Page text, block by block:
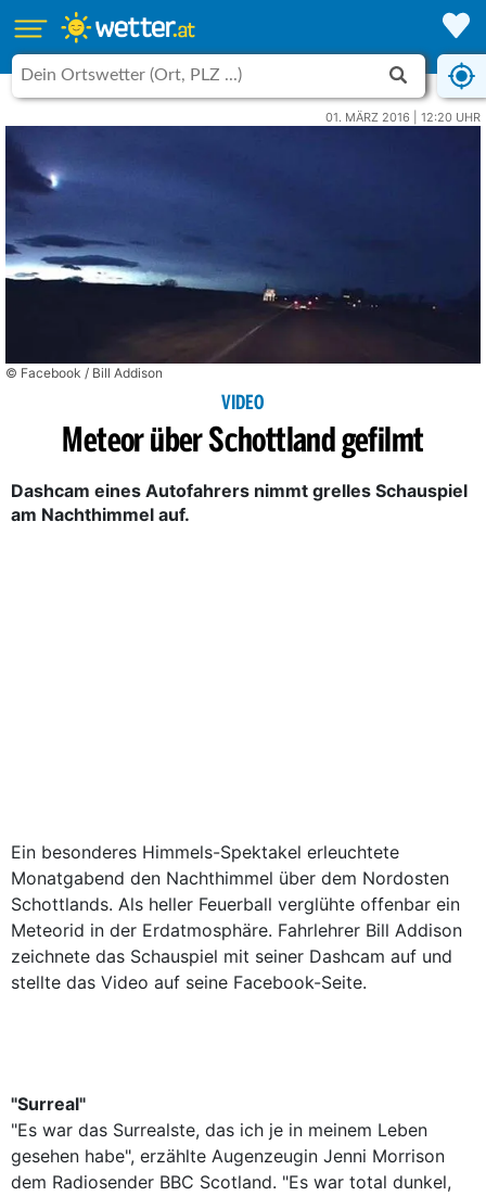
01. MÄRZ 2016 | 12:20 UHR
© Facebook / Bill Addison
VIDEO
Meteor über Schottland gefilmt
Dashcam eines Autofahrers nimmt grelles Schauspiel
am Nachthimmel auf.
Ein besonderes Himmels-Spektakel erleuchtete
Monatgabend den Nachthimmel über dem Nordosten
Schottlands. Als heller Feuerball verglühte offenbar ein
Meteorid in der Erdatmosphäre. Fahrlehrer Bill Addison
zeichnete das Schauspiel mit seiner Dashcam auf und
stellte das Video auf seine Facebook-Seite.
"Surreal"
"Es war das Surrealste, das ich je in meinem Leben
gesehen habe", erzählte Augenzeugin Jenni Morrison
dem Radiosender BBC Scotland. "Es war total dunkel,